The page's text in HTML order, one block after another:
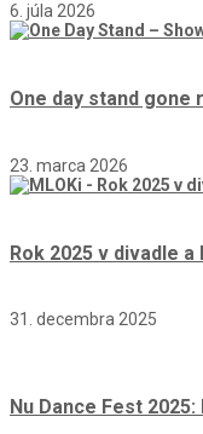
6. júla 2026
One day stand gone
23. marca 2026
Rok 2025 v divadle a
31. decembra 2025
Nu Dance Fest